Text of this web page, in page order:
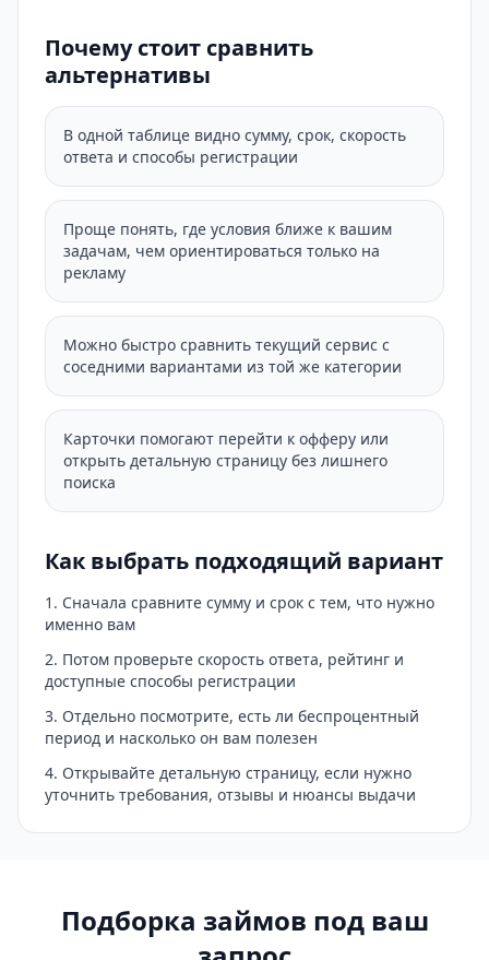
Почему стоит сравнить
альтернативы
В одной таблице видно сумму, срок, скорость
ответа и способы регистрации
Проще понять, где условия ближе к вашим
задачам, чем ориентироваться только на
рекламу
Можно быстро сравнить текущий сервис с
соседними вариантами из той же категории
Карточки помогают перейти к офферу или
открыть детальную страницу без лишнего
поиска
Как выбрать подходящий вариант
Сначала сравните сумму и срок с тем, что нужно
именно вам
Потом проверьте скорость ответа, рейтинг и
доступные способы регистрации
Отдельно посмотрите, есть ли беспроцентный
период и насколько он вам полезен
Открывайте детальную страницу, если нужно
уточнить требования, отзывы и нюансы выдачи
Подборка займов под ваш